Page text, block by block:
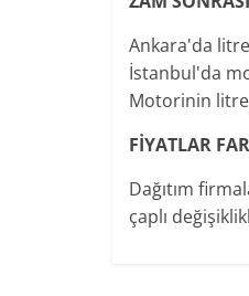
Ankara'da
İstanbul'da
Motorinin litre
FİYATLAR
Dağıtım
çaplı